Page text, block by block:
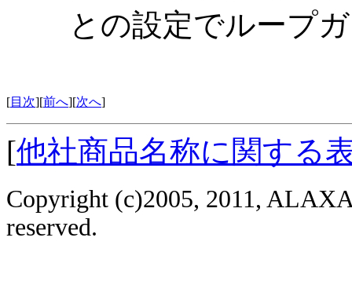
との設定でループ
[目次][前へ][次へ]
[他社商品名称に関する
Copyright (c)2005, 2011,
reserved.